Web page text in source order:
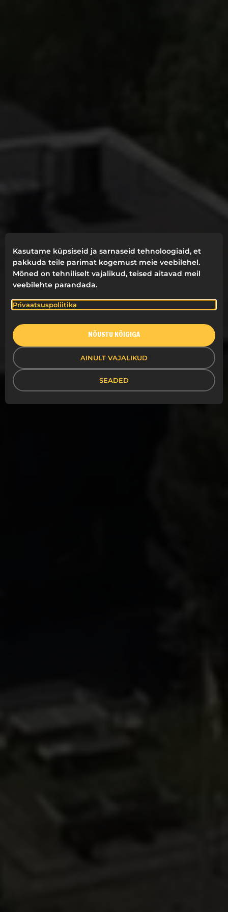
Kasutame küpsiseid ja sarnaseid tehnoloogiaid, et
pakkuda teile parimat kogemust meie veebilehel.
Mõned on tehniliselt vajalikud, teised aitavad meil
veebilehte parandada.
Privaatsuspoliitika
AINULT VAJALIKUD
SEADED
NÕUSTU KÕIGIGA